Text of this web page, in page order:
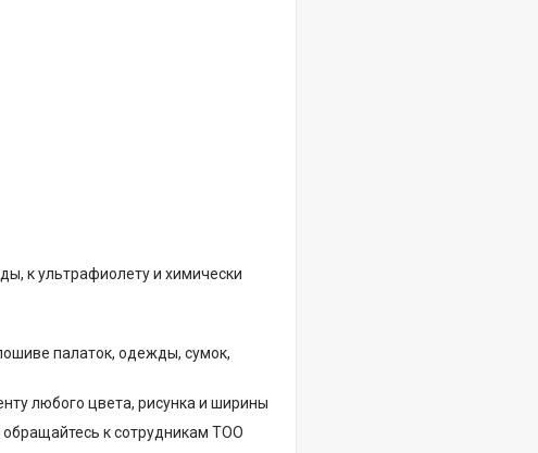
к ультрафиолету и химически
палаток, одежды, сумок,
любого цвета, рисунка и ширины
к сотрудникам ТОО